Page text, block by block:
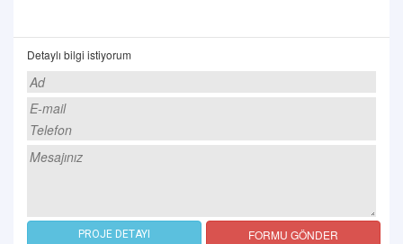
Detaylı bilgi istiyorum
PROJE DETAYI FORMU GÖNDER